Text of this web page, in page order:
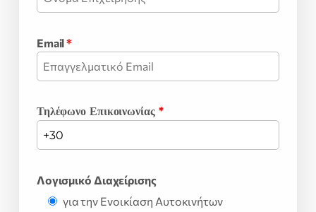
Email*
Τηλέφωνο Επικοινωνίας *
Λογισμικό Διαχείρισης
για την Ενοικίαση Αυτοκινήτων